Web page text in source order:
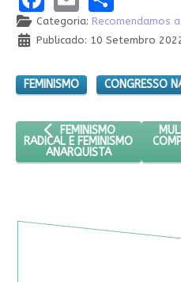
Categoria: Recomendamos
Publicado: 10 Setembro
FEMINISMO CONGRESSO
ARTIGO ANTERIOR:
FEMINISMO
RADICAL E FEMINISMO
ANARQUISTA